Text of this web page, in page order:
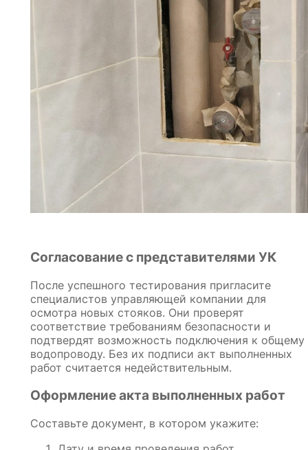
Согласование с представителями УК
После успешного тестирования пригласите
специалистов управляющей компании для
осмотра новых стояков. Они проверят
соответствие требованиям безопасности и
подтвердят возможность подключения к общему
водопроводу. Без их подписи акт выполненных
работ считается недействительным.
Оформление акта выполненных работ
Составьте документ, в котором укажите: